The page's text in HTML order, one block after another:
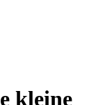
kleine